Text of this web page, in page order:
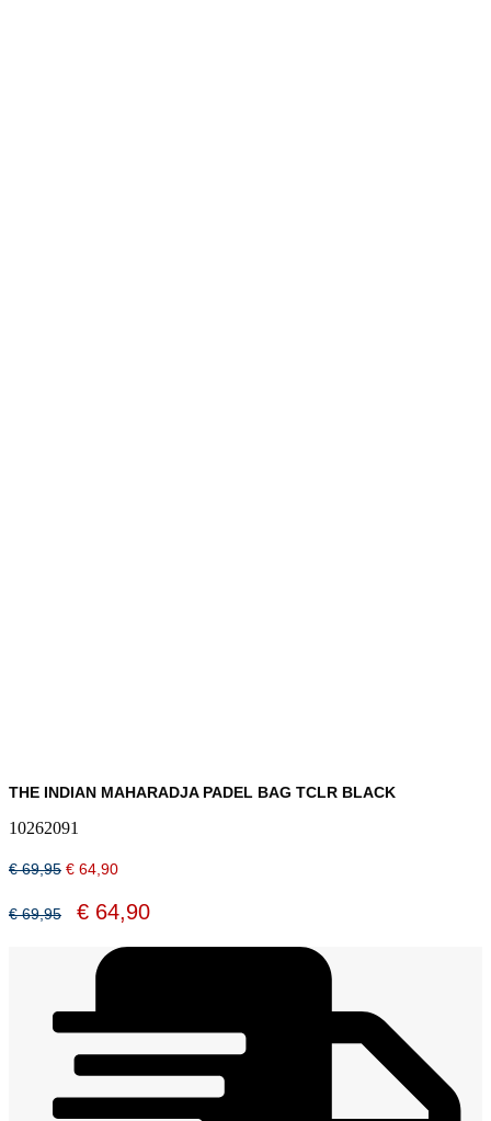
THE INDIAN MAHARADJA PADEL BAG TCLR BLACK
10262091
€69,95 Oorspronkelijke
was:
€ 69,95.
€ 64,90Huidige
is:
€ 64,90.
€69,95
Oorspronkelijke
prijs
€ 69,95.
€ 64,90Huidige
is: